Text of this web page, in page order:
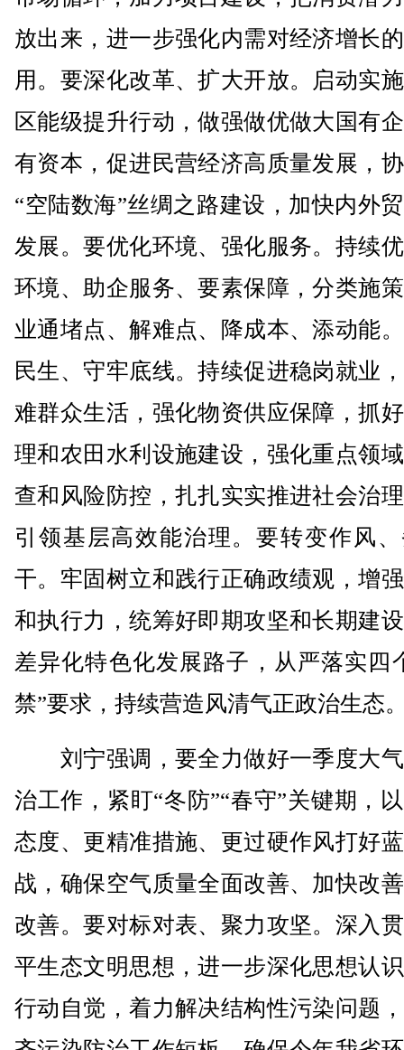
放出来，进一步强化内需对经济增长
用。要深化改革、扩大开放。启动实
区能级提升行动，做强做优做大国有
有资本，促进民营经济高质量发展，
“空陆数海”丝绸之路建设，加快内外
发展。要优化环境、强化服务。持续
环境、助企服务、要素保障，分类施
业通堵点、解难点、降成本、添动能
民生、守牢底线。持续促进稳岗就业
难群众生活，强化物资供应保障，抓
理和农田水利设施建设，强化重点领
查和风险防控，扎扎实实推进社会治
引领基层高效能治理。要转变作风
干。牢固树立和践行正确政绩观，增
和执行力，统筹好即期攻坚和长期建
差异化特色化发展路子，从严落实四
禁”要求，持续营造风清气正政治生态
刘宁强调，要全力做好一季度大
治工作，紧盯“冬防”“春守”关键期，
态度、更精准措施、更过硬作风打好
战，确保空气质量全面改善、加快改
改善。要对标对表、聚力攻坚。深入
平生态文明思想，进一步深化思想认
行动自觉，着力解决结构性污染问题